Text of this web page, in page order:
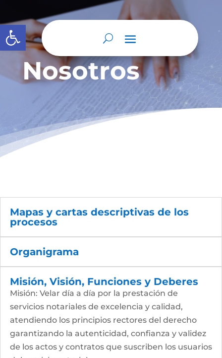
Abrir barra de herramientas
Nosotros
Mapas y cartas descriptivas de los
procesos
Organigrama
Misión, Visión, Funciones y Deberes
Misión: Velar día a día por la prestación de
servicios notariales de excelencia y calidad,
atendiendo los principios rectores del derecho
garantizando la autenticidad, confianza y validez
de los actos y contratos que suscriben los usuarios